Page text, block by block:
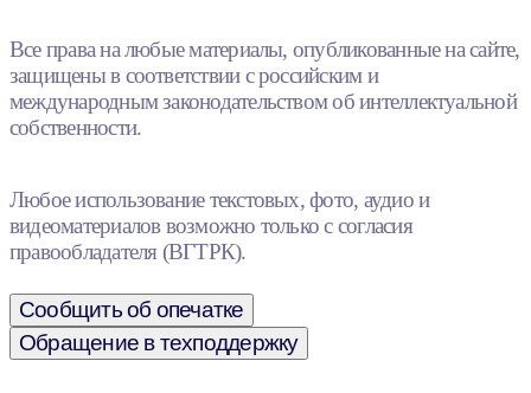
Все права на любые материалы, опубликованные на сайте,
защищены в соответствии с российским и
международным законодательством об интеллектуальной
собственности.
Любое использование текстовых, фото, аудио и
видеоматериалов возможно только с согласия
правообладателя (ВГТРК).
Сообщить об опечатке
Обращение в техподдержку